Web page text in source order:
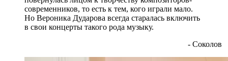
современников, то есть к тем, кого играли мало.
Но Вероника Дударова всегда старалась включить
в свои концерты такого рода музыку.
- Соколов